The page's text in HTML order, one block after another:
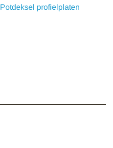
Potdeksel profielplaten